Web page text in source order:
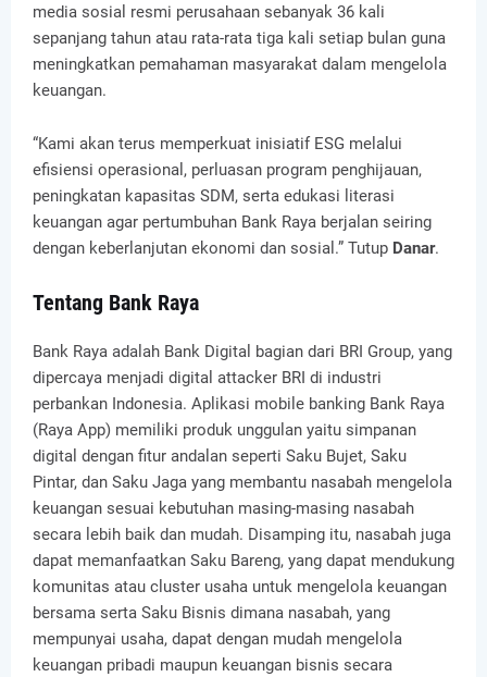
media sosial resmi perusahaan sebanyak 36 kali
sepanjang tahun atau rata-rata tiga kali setiap bulan guna
meningkatkan pemahaman masyarakat dalam mengelola
keuangan.
“Kami akan terus memperkuat inisiatif ESG melalui
efisiensi operasional, perluasan program penghijauan,
peningkatan kapasitas SDM, serta edukasi literasi
keuangan agar pertumbuhan Bank Raya berjalan seiring
dengan keberlanjutan ekonomi dan sosial.” Tutup Danar.
Tentang Bank Raya
Bank Raya adalah Bank Digital bagian dari BRI Group, yang
dipercaya menjadi digital attacker BRI di industri
perbankan Indonesia. Aplikasi mobile banking Bank Raya
(Raya App) memiliki produk unggulan yaitu simpanan
digital dengan fitur andalan seperti Saku Bujet, Saku
Pintar, dan Saku Jaga yang membantu nasabah mengelola
keuangan sesuai kebutuhan masing-masing nasabah
secara lebih baik dan mudah. Disamping itu, nasabah juga
dapat memanfaatkan Saku Bareng, yang dapat mendukung
komunitas atau cluster usaha untuk mengelola keuangan
bersama serta Saku Bisnis dimana nasabah, yang
mempunyai usaha, dapat dengan mudah mengelola
keuangan pribadi maupun keuangan bisnis secara